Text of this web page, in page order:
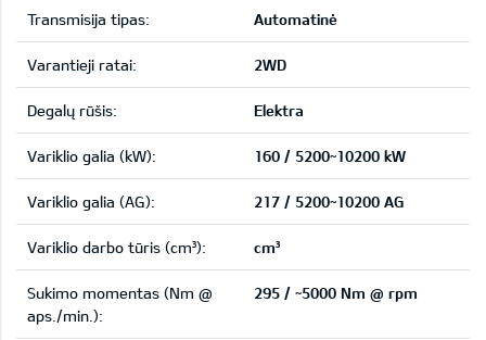
Transmisija tipas: Automatinė
Varantieji ratai: 2WD
Degalų rūšis: Elektra
Variklio galia (kW): 160 / 5200~10200 kW
Variklio galia (AG): 217 / 5200~10200 AG
Variklio darbo tūris (cm³): cm³
Sukimo momentas (Nm @
aps./min.):
295 / ~5000 Nm @ rpm